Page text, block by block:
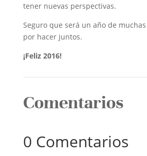
tener nuevas perspectivas.
Seguro que será un año de
por hacer juntos.
¡Feliz 2016!
Comentarios
0 Comentarios